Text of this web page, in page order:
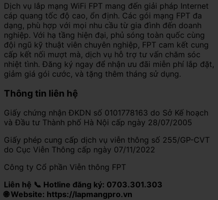
Dịch vụ lắp mạng WiFi FPT mang đến giải pháp Internet
cáp quang tốc độ cao, ổn định. Các gói mạng FPT đa
dạng, phù hợp với mọi nhu cầu từ gia đình đến doanh
nghiệp. Với hạ tầng hiện đại, phủ sóng toàn quốc cùng
đội ngũ kỹ thuật viên chuyên nghiệp, FPT cam kết cung
cấp kết nối mượt mà, dịch vụ hỗ trợ tư vấn chăm sóc
nhiệt tình. Đăng ký ngay để nhận ưu đãi miễn phí lắp đặt,
giảm giá gói cước, và tặng thêm tháng sử dụng.
Thông tin liên hệ
Giấy chứng nhận ĐKDN số 0101778163 do Sở Kế hoạch
và Đầu tư Thành phố Hà Nội cấp ngày 28/07/2005
Giấy phép cung cấp dịch vụ viễn thông số 255/GP-CVT
do Cục Viễn Thông cấp ngày 07/11/2022
Công ty Cổ phần Viễn thông FPT
Liên hệ 📞 Hotline đăng ký: 0703.301.303
🌐 Website: https://lapmangpro.vn